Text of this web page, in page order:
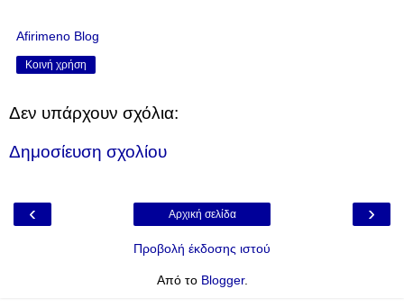
Afirimeno Blog
Κοινή χρήση
Δεν υπάρχουν σχόλια:
Δημοσίευση σχολίου
‹ ›
Αρχική σελίδα
Προβολή έκδοσης ιστού
Από το Blogger.